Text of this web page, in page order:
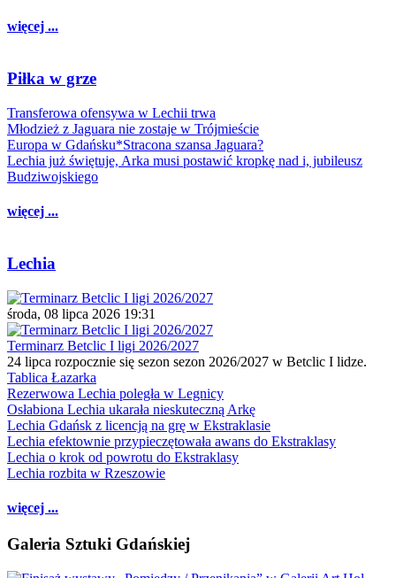
więcej ...
Piłka w grze
Transferowa ofensywa w Lechii trwa
Młodzież z Jaguara nie zostaje w Trójmieście
Europa w Gdańsku*Stracona szansa Jaguara?
Lechia już świętuje, Arka musi postawić kropkę nad i, jubileusz
Budziwojskiego
więcej ...
Lechia
środa, 08 lipca 2026 19:31
Terminarz Betclic I ligi 2026/2027
24 lipca rozpocznie się sezon sezon 2026/2027 w Betclic I lidze.
Tablica Łazarka
Rezerwowa Lechia poległa w Legnicy
Osłabiona Lechia ukarała nieskuteczną Arkę
Lechia Gdańsk z licencją na grę w Ekstraklasie
Lechia efektownie przypieczętowała awans do Ekstraklasy
Lechia o krok od powrotu do Ekstraklasy
Lechia rozbita w Rzeszowie
więcej ...
Galeria Sztuki Gdańskiej